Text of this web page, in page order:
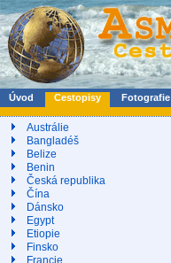
Úvod Cestopisy Fotografie
Austrálie
Bangladéš
Belize
Benin
Česká republika
Čína
Dánsko
Egypt
Etiopie
Finsko
Francie